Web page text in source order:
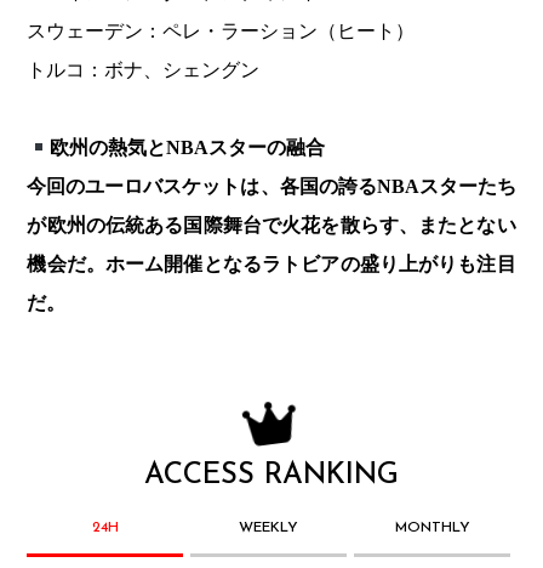
スウェーデン：ペレ・ラーション（ヒート）
トルコ：ボナ、シェングン
欧州の熱気とNBAスターの融合
今回のユーロバスケットは、各国の誇るNBAスターたち
が欧州の伝統ある国際舞台で火花を散らす、またとない
機会だ。ホーム開催となるラトビアの盛り上がりも注目
だ。
ACCESS RANKING
24H WEEKLY MONTHLY